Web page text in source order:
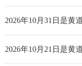
2026年10月31日是黄
2026年10月21日是黄